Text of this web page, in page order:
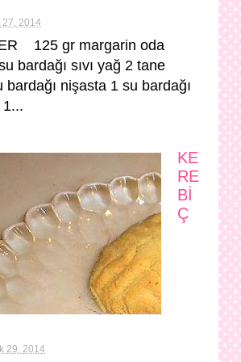
27, 2014
125 gr margarin oda
bardağı sıvı yağ 2 tane
nişasta 1 su bardağı
KE
RE
Bİ
Ç
29, 2014